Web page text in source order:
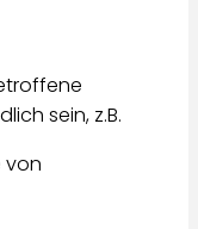
sein, z.B.
von